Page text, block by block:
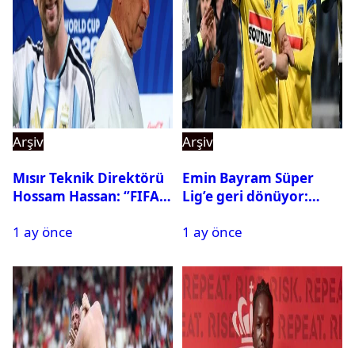
Arşiv
Mısır Teknik Direktörü
Hossam Hassan: ‘’FIFA,
istemiyor’’
1 ay önce
Arşiv
Emin Bayram Süper
Lig’e geri dönüyor:
1 ay önce